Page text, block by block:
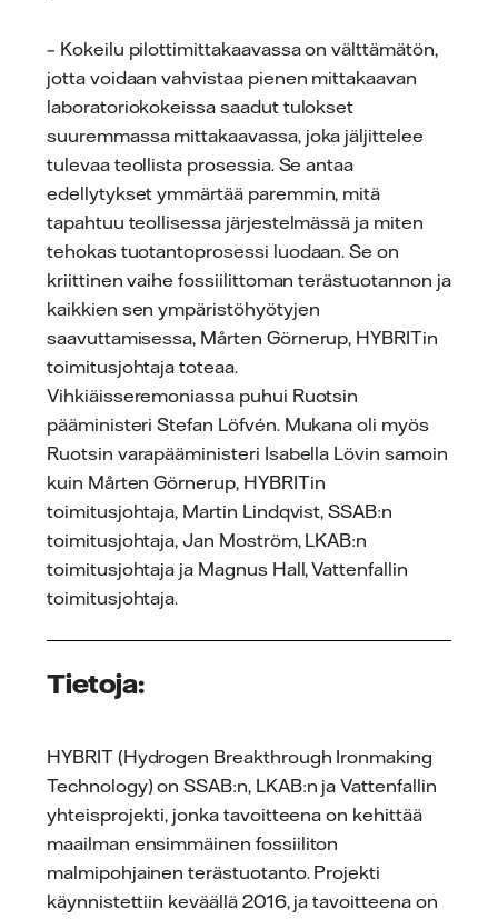
– Kokeilu pilottimittakaavassa on välttämätön,
jotta voidaan vahvistaa pienen mittakaavan
laboratoriokokeissa saadut tulokset
suuremmassa mittakaavassa, joka jäljittelee
tulevaa teollista prosessia. Se antaa
edellytykset ymmärtää paremmin, mitä
tapahtuu teollisessa järjestelmässä ja miten
tehokas tuotantoprosessi luodaan. Se on
kriittinen vaihe fossiilittoman terästuotannon ja
kaikkien sen ympäristöhyötyjen
saavuttamisessa, Mårten Görnerup, HYBRITin
toimitusjohtaja toteaa.
Vihkiäisseremoniassa puhui Ruotsin
pääministeri Stefan Löfvén. Mukana oli myös
Ruotsin varapääministeri Isabella Lövin samoin
kuin Mårten Görnerup, HYBRITin
toimitusjohtaja, Martin Lindqvist, SSAB:n
toimitusjohtaja, Jan Moström, LKAB:n
toimitusjohtaja ja Magnus Hall, Vattenfallin
toimitusjohtaja.
Tietoja:
HYBRIT (Hydrogen Breakthrough Ironmaking
Technology) on SSAB:n, LKAB:n ja Vattenfallin
yhteisprojekti, jonka tavoitteena on kehittää
maailman ensimmäinen fossiiliton
malmipohjainen terästuotanto. Projekti
käynnistettiin keväällä 2016, ja tavoitteena on